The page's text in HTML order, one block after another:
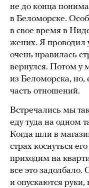
не до конца
в Беломорске.
в свое время в
жених. Я проводил
очень нравилась
вернулся. Потом у
из Беломорска, но,
часть отношений.
Встречались мы
еду туда на одном
Когда шли в
страх коснуться
приходим на
все это
и опускаются